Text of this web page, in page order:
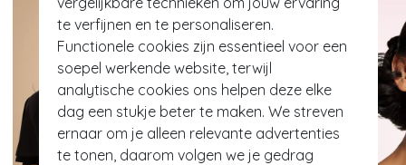
te verfijnen en te personaliseren.
Functionele cookies zijn essentieel voor een
soepel werkende website, terwijl
analytische cookies ons helpen deze elke
dag een stukje beter te maken. We streven
ernaar om je alleen relevante advertenties
te tonen, daarom volgen we je gedrag